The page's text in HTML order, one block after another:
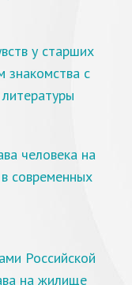
у старших
знакомства с
человека на
современных
Российской
на жилище